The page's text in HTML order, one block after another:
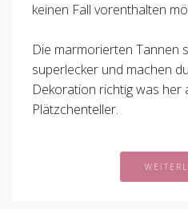
keinen Fall vorenthalten
Die marmorierten Tannen
superlecker und machen
Dekoration richtig was her
Plätzchenteller.